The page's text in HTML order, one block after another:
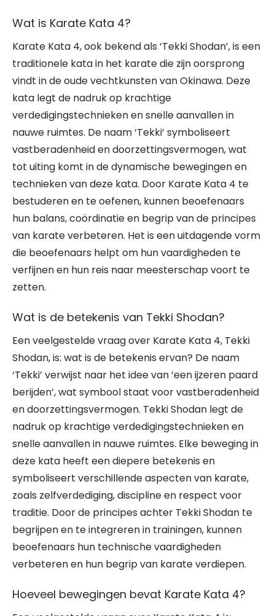
Wat is Karate Kata 4?
Karate Kata 4, ook bekend als ‘Tekki Shodan’, is een
traditionele kata in het karate die zijn oorsprong
vindt in de oude vechtkunsten van Okinawa. Deze
kata legt de nadruk op krachtige
verdedigingstechnieken en snelle aanvallen in
nauwe ruimtes. De naam ‘Tekki’ symboliseert
vastberadenheid en doorzettingsvermogen, wat
tot uiting komt in de dynamische bewegingen en
technieken van deze kata. Door Karate Kata 4 te
bestuderen en te oefenen, kunnen beoefenaars
hun balans, coördinatie en begrip van de principes
van karate verbeteren. Het is een uitdagende vorm
die beoefenaars helpt om hun vaardigheden te
verfijnen en hun reis naar meesterschap voort te
zetten.
Wat is de betekenis van Tekki Shodan?
Een veelgestelde vraag over Karate Kata 4, Tekki
Shodan, is: wat is de betekenis ervan? De naam
‘Tekki’ verwijst naar het idee van ‘een ijzeren paard
berijden’, wat symbool staat voor vastberadenheid
en doorzettingsvermogen. Tekki Shodan legt de
nadruk op krachtige verdedigingstechnieken en
snelle aanvallen in nauwe ruimtes. Elke beweging in
deze kata heeft een diepere betekenis en
symboliseert verschillende aspecten van karate,
zoals zelfverdediging, discipline en respect voor
traditie. Door de principes achter Tekki Shodan te
begrijpen en te integreren in trainingen, kunnen
beoefenaars hun technische vaardigheden
verbeteren en hun begrip van karate verdiepen.
Hoeveel bewegingen bevat Karate Kata 4?